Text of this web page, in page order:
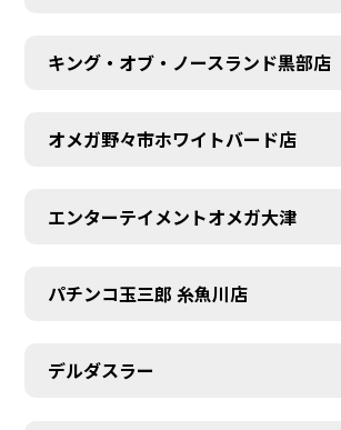
キング・オブ・ノースランド黒部店
オメガ野々市ホワイトバード店
エンターテイメントオメガ大津
パチンコ玉三郎 糸魚川店
デルダスラー